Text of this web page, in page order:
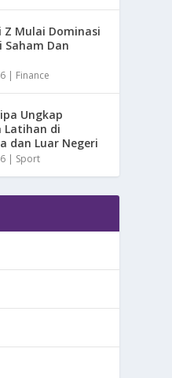
Z Mulai Dominasi
Saham Dan
| Finance
Ungkap
Latihan di
dan Luar Negeri
| Sport